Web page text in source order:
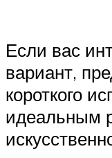
Если вас
вариант,
короткого
идеальным